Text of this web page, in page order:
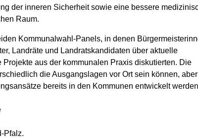
der inneren Sicherheit sowie eine bessere
Raum.
Kommunalwahl-Panels, in denen
Landräte und Landratskandidaten über aktuelle
aus der kommunalen Praxis diskutierten. Die
die Ausgangslagen vor Ort sein können, aber
bereits in den Kommunen entwickelt
Pfalz.